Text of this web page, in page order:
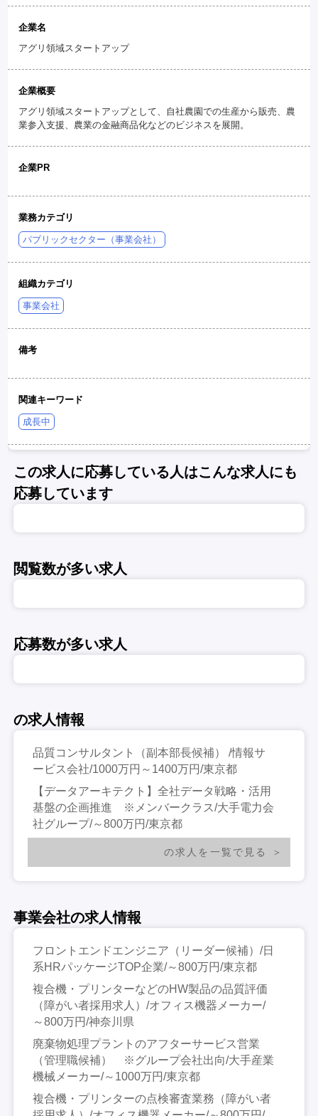
企業名
アグリ領域スタートアップ
企業概要
アグリ領域スタートアップとして、自社農園での生産から販売、農
業参入支援、農業の金融商品化などのビジネスを展開。
企業PR
業務カテゴリ
パブリックセクター（事業会社）
組織カテゴリ
事業会社
備考
関連キーワード
成長中
この求人に応募している人はこんな求人にも
応募しています
閲覧数が多い求人
応募数が多い求人
の求人情報
品質コンサルタント（副本部長候補） /情報サ
ービス会社/1000万円～1400万円/東京都
【データアーキテクト】全社データ戦略・活用
基盤の企画推進 ※メンバークラス/大手電力会
社グループ/～800万円/東京都
の求人を一覧で見る
事業会社の求人情報
フロントエンドエンジニア（リーダー候補）/日
系HRパッケージTOP企業/～800万円/東京都
複合機・プリンターなどのHW製品の品質評価
（障がい者採用求人）/オフィス機器メーカー/
～800万円/神奈川県
廃棄物処理プラントのアフターサービス営業
（管理職候補） ※グループ会社出向/大手産業
機械メーカー/～1000万円/東京都
複合機・プリンターの点検審査業務（障がい者